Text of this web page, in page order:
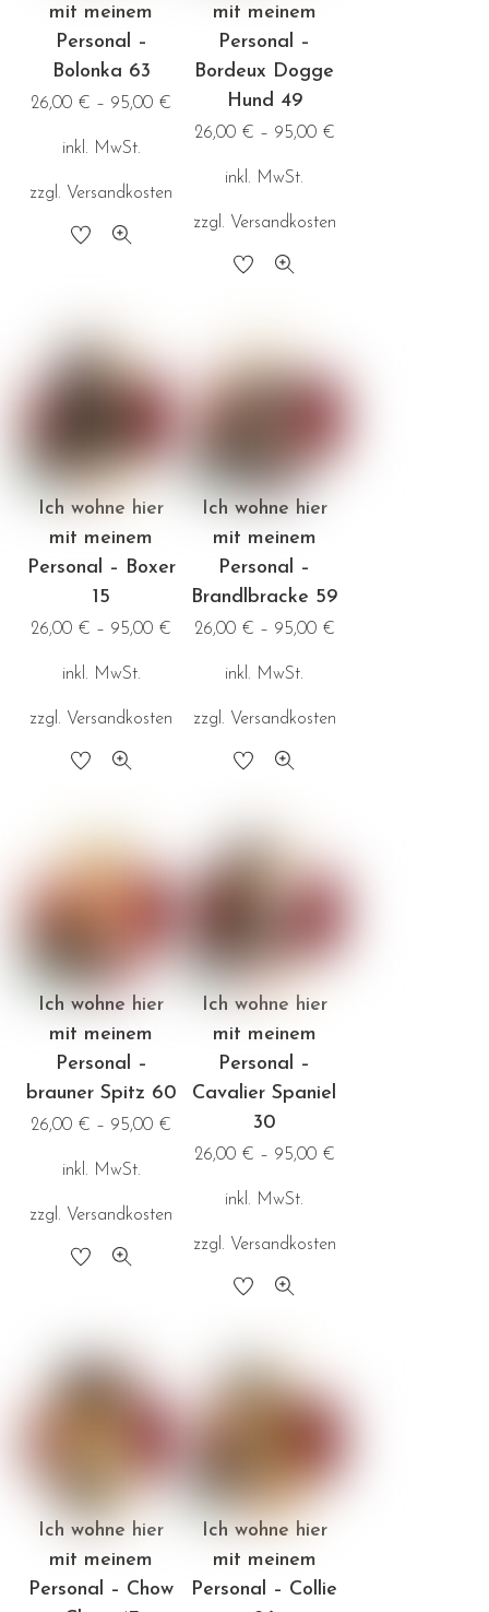
auf
der
Produktseite
auf
der
Produktseite
gewählt
werden
mit meinem
Personal –
Bolonka 63
26,00 € – 95,00 €
inkl. MwSt.
zzgl. Versandkosten
Dieses
mehrere
Varianten
Optionen
können
auf
der
Produktseite
gewählt
werden
mit meinem
Personal –
Bordeux Dogge
Hund 49
26,00 € – 95,00 €
inkl. MwSt.
zzgl. Versandkosten
Dieses
mehrere
Varianten
Optionen
auf
der
Produktseite
Ich wohne hier
mit meinem
Personal – Boxer
15
26,00 € – 95,00 €
inkl. MwSt.
zzgl. Versandkosten
Dieses
mehrere
Varianten
Optionen
auf
der
Produktseite
Ich wohne hier
mit meinem
Personal –
Brandlbracke 59
26,00 € – 95,00 €
inkl. MwSt.
zzgl. Versandkosten
Dieses
mehrere
Varianten
Die
Optionen
auf
der
Produktseite
gewählt
werden
Ich wohne hier
mit meinem
Personal –
brauner Spitz 60
26,00 € – 95,00 €
inkl. MwSt.
zzgl. Versandkosten
Dieses
mehrere
Varianten
Optionen
können
auf
der
Ich wohne hier
mit meinem
Personal –
Cavalier Spaniel
30
26,00 € – 95,00 €
inkl. MwSt.
zzgl. Versandkosten
Dieses
mehrere
Varianten
Optionen
Ich wohne hier
mit meinem
Personal – Chow
Ich wohne hier
mit meinem
Personal – Collie